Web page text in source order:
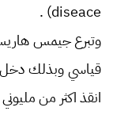
diseace) .
قياسي وبذلك دخل